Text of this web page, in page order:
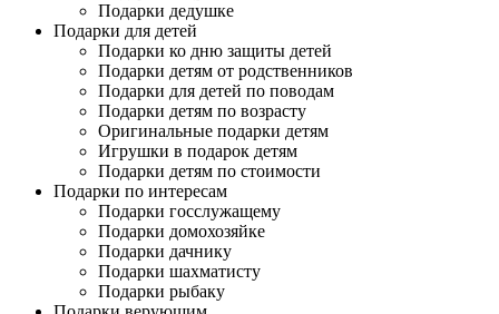
Подарки дедушке
Подарки для детей
Подарки ко дню защиты детей
Подарки детям от родственников
Подарки для детей по поводам
Подарки детям по возрасту
Оригинальные подарки детям
Игрушки в подарок детям
Подарки детям по стоимости
Подарки по интересам
Подарки госслужащему
Подарки домохозяйке
Подарки дачнику
Подарки шахматисту
Подарки рыбаку